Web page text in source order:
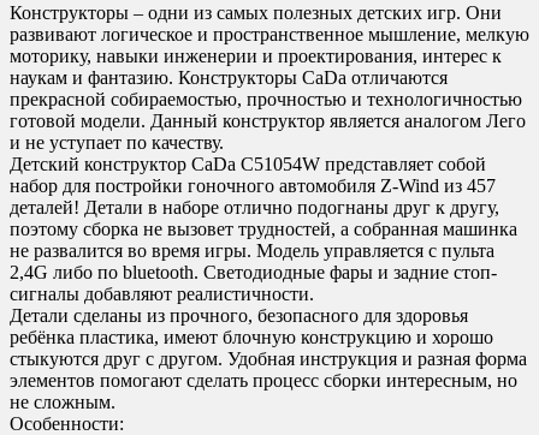
Конструкторы – одни из самых полезных детских игр. Они
развивают логическое и пространственное мышление, мелкую
моторику, навыки инженерии и проектирования, интерес к
наукам и фантазию. Конструкторы CaDa отличаются
прекрасной собираемостью, прочностью и технологичностью
готовой модели. Данный конструктор является аналогом Лего
и не уступает по качеству.
Детский конструктор CaDa C51054W представляет собой
набор для постройки гоночного автомобиля Z-Wind из 457
деталей! Детали в наборе отлично подогнаны друг к другу,
поэтому сборка не вызовет трудностей, а собранная машинка
не развалится во время игры. Модель управляется с пульта
2,4G либо по bluetooth. Светодиодные фары и задние стоп-
сигналы добавляют реалистичности.
Детали сделаны из прочного, безопасного для здоровья
ребёнка пластика, имеют блочную конструкцию и хорошо
стыкуются друг с другом. Удобная инструкция и разная форма
элементов помогают сделать процесс сборки интересным, но
не сложным.
Особенности: